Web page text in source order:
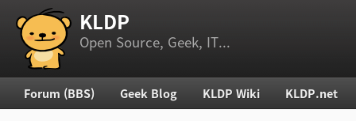
부 메뉴 KLDP
Open Source, Geek, IT...
주 메뉴
Forum (BBS) Geek Blog KLDP Wiki KLDP.net